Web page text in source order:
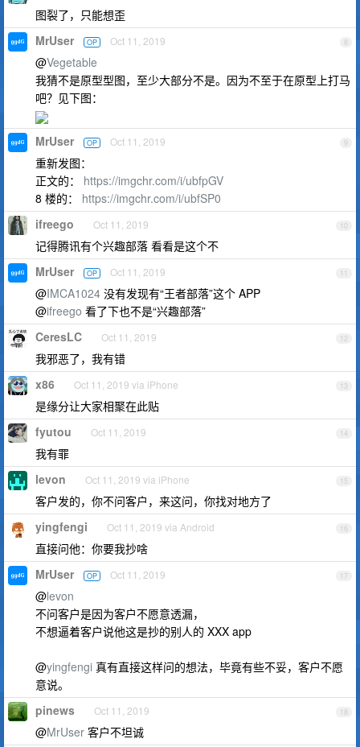
图裂了，只能想歪
8
MrUser OP Oct 11, 2019
@Vegetable
我猜不是原型型图，至少大部分不是。因为不至于在原型上打马
吧？见下图：
9
MrUser OP Oct 11, 2019
重新发图：
正文的： https://imgchr.com/i/ubfpGV
8 楼的： https://imgchr.com/i/ubfSP0
10
ifreego Oct 11, 2019
记得腾讯有个兴趣部落 看看是这个不
11
MrUser OP Oct 11, 2019
@IMCA1024 没有发现有“王者部落”这个 APP
@ifreego 看了下也不是“兴趣部落”
12
CeresLC Oct 11, 2019
我邪恶了，我有错
13
x86 Oct 11, 2019 via iPhone
是缘分让大家相聚在此贴
14
fyutou Oct 11, 2019
我有罪
15
levon Oct 11, 2019 via iPhone
客户发的，你不问客户，来这问，你找对地方了
16
yingfengi Oct 11, 2019 via Android
直接问他：你要我抄啥
17
MrUser OP Oct 11, 2019
@levon
不问客户是因为客户不愿意透漏，
不想逼着客户说他这是抄的别人的 XXX app
@yingfengi 真有直接这样问的想法，毕竟有些不妥，客户不愿
意说。
18
pinews Oct 11, 2019
@MrUser 客户不坦诚